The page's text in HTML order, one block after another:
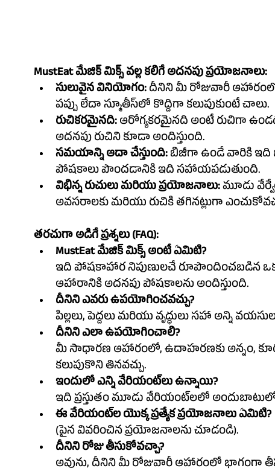
MustEat మేజిక్ మిక్స్ వల్ల కలిగే అదనపు ప్రయోజనాలు:
సులువైన వినియోగం: దీనిని మీ రోజువారీ ఆహారంలో
పప్పు లేదా స్మూతీస్‌లో కొద్దిగా కలుపుకుంటే చాలు.
రుచికరమైనది: ఆరోగ్యకరమైనది అంటే రుచిగా
అదనపు రుచిని కూడా అందిస్తుంది.
సమయాన్ని ఆదా చేస్తుంది: బిజీగా ఉండే వారికి ఇది
పోషకాలు పొందడానికి ఇది సహాయపడుతుంది.
విభిన్న రుచులు మరియు ప్రయోజనాలు: మూడు వేర్వేరు
అవసరాలకు మరియు రుచికి తగినట్లుగా
తరచుగా అడిగే ప్రశ్నలు (FAQ):
MustEat మేజిక్ మిక్స్ అంటే ఏమిటి?
ఇది పోషకాహార నిపుణులచే రూపొందించబడిన
ఆహారానికి అదనపు పోషకాలను అందిస్తుంది.
దీనిని ఎవరు ఉపయోగించవచ్చు?
పిల్లలు, పెద్దలు మరియు వృద్ధులు సహా అన్ని
దీనిని ఎలా ఉపయోగించాలి?
మీ సాధారణ ఆహారంలో, ఉదాహరణకు అన్నం, కూరలు,
కలుపుకొని తినవచ్చు.
ఇందులో ఎన్ని వేరియంట్‌లు ఉన్నాయి?
ఇది ప్రస్తుతం మూడు
ఈ వేరియంట్‌ల యొక్క ప్రత్యేక ప్రయోజనాలు ఏమిటి?
(పైన వివరించిన ప్రయోజనాలను చూడండి).
దీనిని రోజు తీసుకోవచ్చా?
అవును, దీనిని మీ రోజువారీ ఆహారంలో భాగంగా